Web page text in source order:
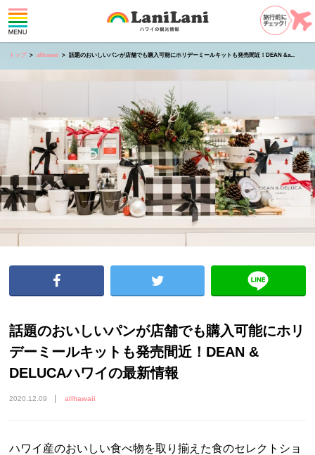
トップ allhawaii 話題のおいしいパンが店舗でも購入可能にホリデーミールキットも発売間近！DEAN &a...
話題のおいしいパンが店舗でも購入可能にホリ
デーミールキットも発売間近！DEAN &
DELUCAハワイの最新情報
2020.12.09 allhawaii
ハワイ産のおいしい食べ物を取り揃えた食のセレクトショ